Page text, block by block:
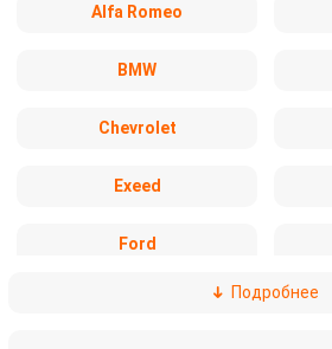
Alfa Romeo
BMW
Chevrolet
Exeed
Ford
Подробнее